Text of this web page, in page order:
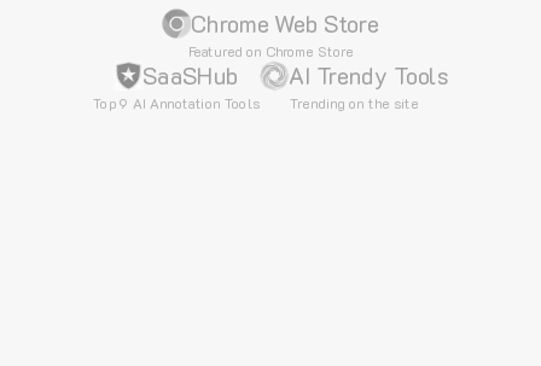
Chrome Web Store
Featured on Chrome Store
SaaSHub
Top 9 AI Annotation Tools
AI Trendy Tools
Trending on the site